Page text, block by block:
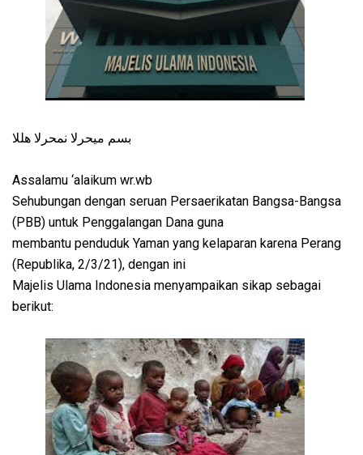
Assalamu ‘alaikum wr.wb
Sehubungan dengan seruan Persaerikatan Bangsa-Bangsa
(PBB) untuk Penggalangan Dana guna
membantu penduduk Yaman yang kelaparan karena Perang
(Republika, 2/3/21), dengan ini
Majelis Ulama Indonesia menyampaikan sikap sebagai
berikut: